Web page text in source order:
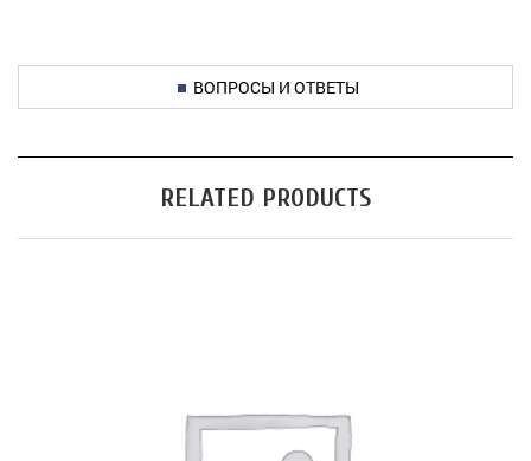
ВОПРОСЫ И ОТВЕТЫ
RELATED PRODUCTS